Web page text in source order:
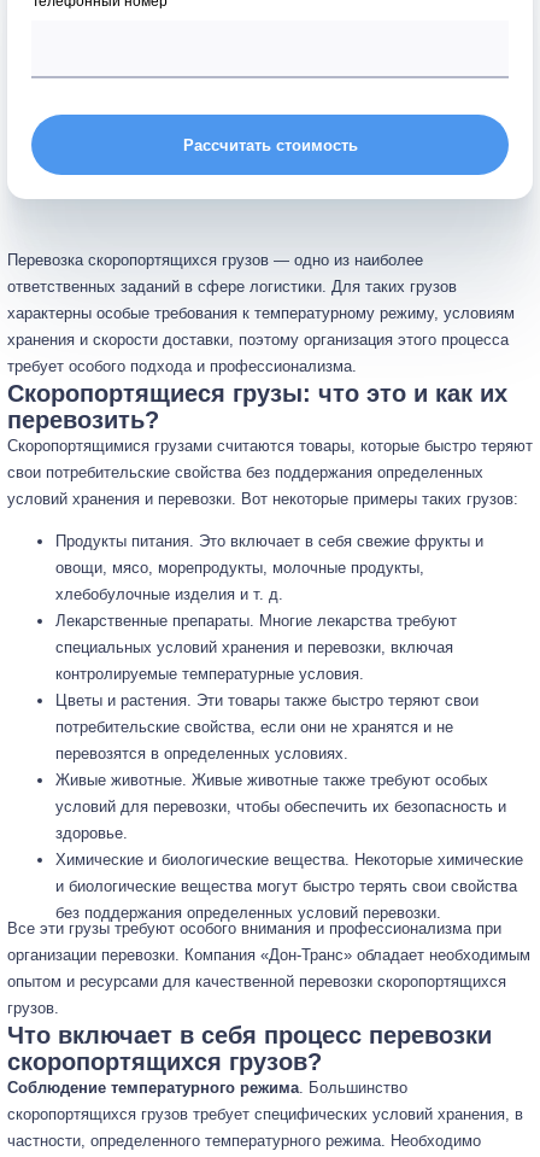
Рассчитать стоимость
Перевозка скоропортящихся грузов — одно из наиболее
ответственных заданий в сфере логистики. Для таких грузов
характерны особые требования к температурному режиму, условиям
хранения и скорости доставки, поэтому организация этого процесса
требует особого подхода и профессионализма.
Скоропортящиеся грузы: что это и как их
перевозить?
Скоропортящимися грузами считаются товары, которые быстро теряют
свои потребительские свойства без поддержания определенных
условий хранения и перевозки. Вот некоторые примеры таких грузов:
Продукты питания. Это включает в себя свежие фрукты и
овощи, мясо, морепродукты, молочные продукты,
хлебобулочные изделия и т. д.
Лекарственные препараты. Многие лекарства требуют
специальных условий хранения и перевозки, включая
контролируемые температурные условия.
Цветы и растения. Эти товары также быстро теряют свои
потребительские свойства, если они не хранятся и не
перевозятся в определенных условиях.
Живые животные. Живые животные также требуют особых
условий для перевозки, чтобы обеспечить их безопасность и
здоровье.
Химические и биологические вещества. Некоторые химические
и биологические вещества могут быстро терять свои свойства
без поддержания определенных условий перевозки.
Все эти грузы требуют особого внимания и профессионализма при
организации перевозки. Компания «Дон-Транс» обладает необходимым
опытом и ресурсами для качественной перевозки скоропортящихся
грузов.
Что включает в себя процесс перевозки
скоропортящихся грузов?
Соблюдение температурного режима. Большинство
скоропортящихся грузов требует специфических условий хранения, в
частности, определенного температурного режима. Необходимо